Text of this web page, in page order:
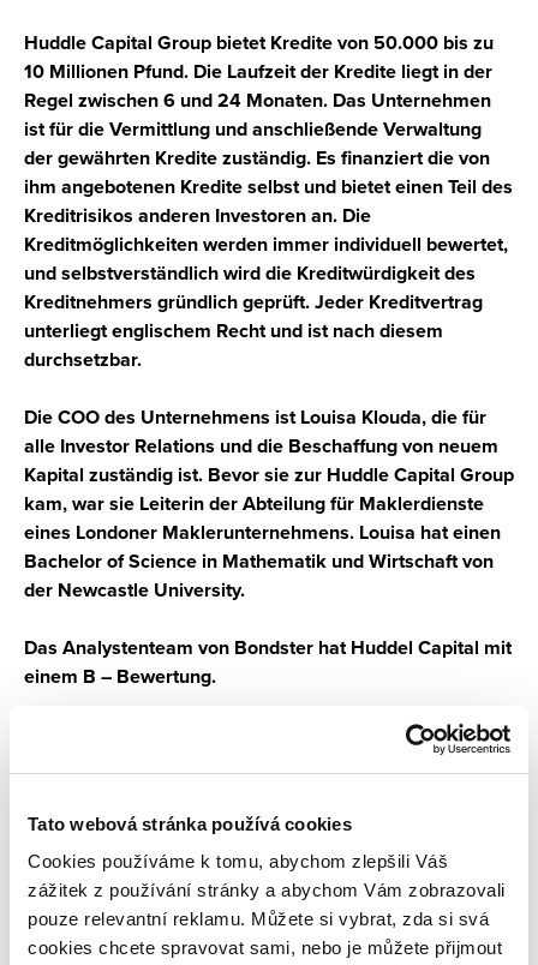
Tato webová stránka používá cookies
Cookies používáme k tomu, abychom zlepšili Váš
zážitek z používání stránky a abychom Vám zobrazovali
pouze relevantní reklamu. Můžete si vybrat, zda si svá
cookies chcete spravovat sami, nebo je můžete přijmout
Huddle Capital Group bietet Kredite von 50.000 bis zu
10 Millionen Pfund. Die Laufzeit der Kredite liegt in der
Regel zwischen6 und24 Monaten. Das Unternehmen
istfür die Vermittlung und anschließende Verwaltung
der gewährten Kredite zuständig. Es finanziert die von
ihm angebotenen Kredite selbst und bietet einen Teil des
Kreditrisikos anderen Investoren an. Die
Kreditmöglichkeiten werden immer individuell bewertet,
und selbstverständlich wirddie Kreditwürdigkeit des
Kreditnehmers gründlich geprüft. Jeder Kreditvertrag
unterliegt englischem Recht und ist nach diesem
durchsetzbar.
DieCOOdes Unternehmens istLouisa Klouda, die für
alle Investor Relations und die Beschaffung von neuem
Kapital zuständig ist. Bevor sie zur Huddle Capital Group
kam, war sie Leiterin der Abteilung für Maklerdienste
eines Londoner Maklerunternehmens. Louisa hat einen
Bachelor of Science in Mathematik und Wirtschaft von
der Newcastle University.
Das Analystenteam von Bondster hat Huddel Capital mit
einem B – Bewertung.
Autor des Artikels: Roman Muller